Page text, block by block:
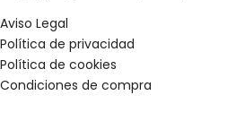
Aviso Legal
Política de privacidad
Política de cookies
Condiciones de compra